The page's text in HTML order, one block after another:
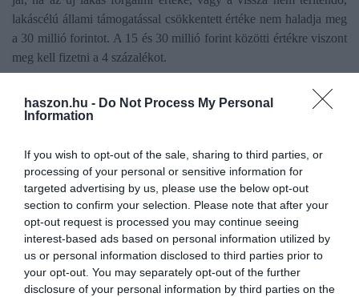
haszon.hu - Do Not Process My Personal
Information
If you wish to opt-out of the sale, sharing to third parties, or
processing of your personal or sensitive information for
targeted advertising by us, please use the below opt-out
section to confirm your selection. Please note that after your
opt-out request is processed you may continue seeing
interest-based ads based on personal information utilized by
us or personal information disclosed to third parties prior to
your opt-out. You may separately opt-out of the further
disclosure of your personal information by third parties on the
lakáscélú állami támogatással csökkentett értéke nem haladja meg
a 30 millió forintot. A 15 és 30 millió forint közötti értékre viszont
meg kell fizetni a 4 százalékot.
A 35 évnél fiatalabbak 50% kedvezményt kapnak – 4% helyett
2%-ot kell fizetniük - az első lakásuk megvásárlásakor,
kedvezmény tulajdoni hányad megszerzésekor is igénybe vehető.
Első ingatlan vásárlásakor 12 havi részletfizetés is választható a
vételártól és életkortól függetlenül, de ezt kérvényezni kell.
​Babaváró hitel
Bár az ingatlanfedezet nélkül igényelhető, maximum 11 millió Ft
összegű Babaváró hitel egy szabad célú kölcsön, sokan